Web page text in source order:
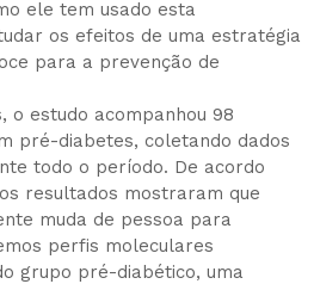
ele tem usado esta
os efeitos de uma estratégia
para a prevenção de
o estudo acompanhou 98
pré-diabetes, coletando dados
todo o período. De acordo
resultados mostraram que
muda de pessoa para
perfis moleculares
grupo pré-diabético, uma